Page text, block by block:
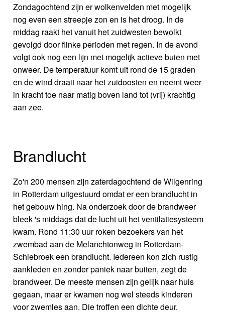
Zondagochtend zijn er wolkenvelden met mogelijk
nog even een streepje zon en is het droog. In de
middag raakt het vanuit het zuidwesten bewolkt
gevolgd door flinke perioden met regen. In de avond
volgt ook nog een lijn met mogelijk actieve buien met
onweer. De temperatuur komt uit rond de 15 graden
en de wind draait naar het zuidoosten en neemt weer
in kracht toe naar matig boven land tot (vrij) krachtig
aan zee.
Brandlucht
Zo'n 200 mensen zijn zaterdagochtend de Wilgenring
in Rotterdam uitgestuurd omdat er een brandlucht in
het gebouw hing. Na onderzoek door de brandweer
bleek 's middags dat de lucht uit het ventilatiesysteem
kwam. Rond 11:30 uur roken bezoekers van het
zwembad aan de Melanchtonweg in Rotterdam-
Schiebroek een brandlucht. Iedereen kon zich rustig
aankleden en zonder paniek naar buiten, zegt de
brandweer. De meeste mensen zijn gelijk naar huis
gegaan, maar er kwamen nog wel steeds kinderen
voor zwemles aan. Die troffen een dichte deur.